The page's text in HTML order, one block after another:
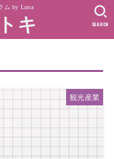
ム by Luna
キ SEARCH
観光産業